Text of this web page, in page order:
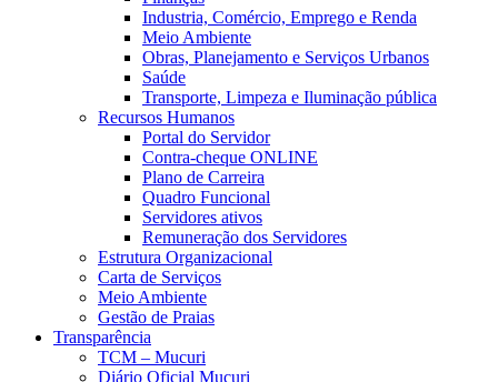
Industria, Comércio, Emprego e Renda
Meio Ambiente
Obras, Planejamento e Serviços Urbanos
Saúde
Transporte, Limpeza e Iluminação pública
Recursos Humanos
Portal do Servidor
Contra-cheque ONLINE
Plano de Carreira
Quadro Funcional
Servidores ativos
Remuneração dos Servidores
Estrutura Organizacional
Carta de Serviços
Meio Ambiente
Gestão de Praias
Transparência
TCM – Mucuri
Diário Oficial Mucuri